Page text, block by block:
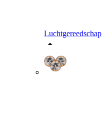
Luchtgereedschap